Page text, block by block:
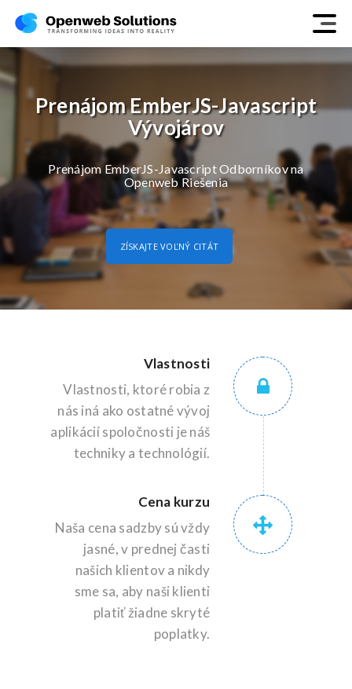
Prenájom EmberJS-Javascript
Vývojárov
Prenájom EmberJS-Javascript Odborníkov na
Openweb Riešenia
ZÍSKAJTE VOĽNÝ CITÁT
Vlastnosti
Vlastnosti, ktoré robia z
nás iná ako ostatné vývoj
aplikácií spoločnosti je náš
techniky a technológií.
Cena kurzu
Naša cena sadzby sú vždy
jasné, v prednej časti
našich klientov a nikdy
sme sa, aby naši klienti
platiť žiadne skryté
poplatky.